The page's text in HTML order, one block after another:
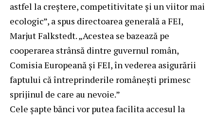
astfel la creștere, competitivitate și un viitor mai
ecologic”, a spus directoarea generală a FEI,
Marjut Falkstedt. „Acestea se bazează pe
cooperarea strânsă dintre guvernul român,
Comisia Europeană și FEI, în vederea asigurării
faptului că întreprinderile românești primesc
sprijinul de care au nevoie.”
Cele șapte bănci vor putea facilita accesul la